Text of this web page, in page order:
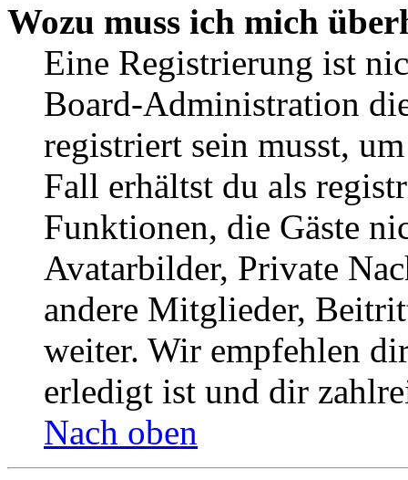
Wozu muss ich mich
Eine Registrierung ist
Board-Administration
registriert sein musst,
Fall erhältst du als
Funktionen, die Gäste
Avatarbilder, Private
andere Mitglieder,
weiter. Wir empfehlen
erledigt ist und dir
Nach oben